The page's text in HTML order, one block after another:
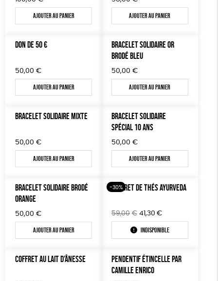
Ajouter au panier Ajouter au panier
DON DE 50 €
50,00 €
Ajouter au panier
BRACELET SOLIDAIRE OR
BRODÉ BLEU
50,00 €
Ajouter au panier
BRACELET SOLIDAIRE MIXTE
50,00 €
Ajouter au panier
BRACELET SOLIDAIRE
SPÉCIAL 10 ANS
50,00 €
Ajouter au panier
BRACELET SOLIDAIRE BRODÉ
ORANGE
50,00 €
Ajouter au panier
-30%
COFFRET DE THÉS AYURVEDA
59,00 € Le
prix
initial
59,00€.
41,30 €Le
prix
actuel
Indisponible
COFFRET AU LAIT D’ÂNESSE
PENDENTIF ÉTINCELLE PAR
CAMILLE ENRICO